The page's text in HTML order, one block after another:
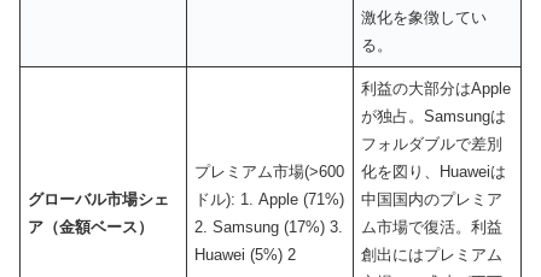
激化を象徴してい
る。
グローバル市場シェ
ア（金額ベース）
プレミアム市場(>600
ドル): 1. Apple (71%)
2. Samsung (17%) 3.
Huawei (5%) 2
利益の大部分はApple
が独占。Samsungは
フォルダブルで差別
化を図り、Huaweiは
中国国内のプレミア
ム市場で復活。利益
創出にはプレミアム